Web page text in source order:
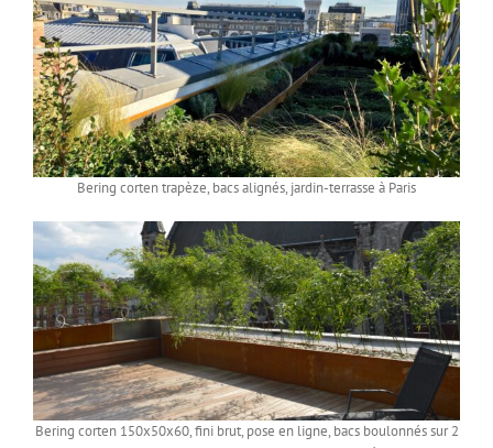
Bering corten trapèze, bacs alignés, jardin-terrasse à Paris
Bering corten 150x50x60, fini brut, pose en ligne, bacs boulonnés sur 2